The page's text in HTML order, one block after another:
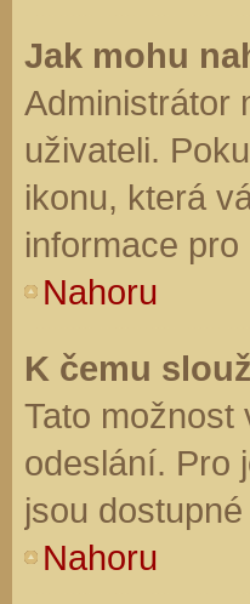
Jak mohu
Administrátor
uživateli.
ikonu, která
informace
Nahoru
K čemu
Tato možnost
odeslání. Pro
jsou
Nahoru